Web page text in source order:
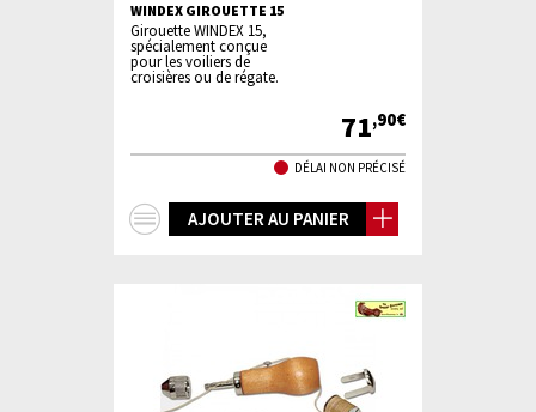
WINDEX GIROUETTE 15
Girouette WINDEX 15,
spécialement conçue
pour les voiliers de
croisières ou de régate.
71,90€
DÉLAI NON PRÉCISÉ
AJOUTER AU PANIER